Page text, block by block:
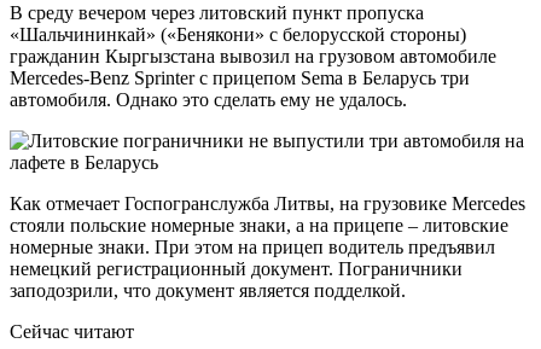
В среду вечером через литовский пункт пропуска
«Шальчининкай» («Бенякони» с белорусской стороны)
гражданин Кыргызстана вывозил на грузовом автомобиле
Mercedes-Benz Sprinter с прицепом Sema в Беларусь три
автомобиля. Однако это сделать ему не удалось.
Как отмечает Госпогранслужба Литвы, на грузовике Mercedes
стояли польские номерные знаки, а на прицепе – литовские
номерные знаки. При этом на прицеп водитель предъявил
немецкий регистрационный документ. Пограничники
заподозрили, что документ является подделкой.
Сейчас читают